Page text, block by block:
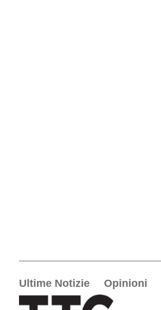
Ultime Notizie Opinioni